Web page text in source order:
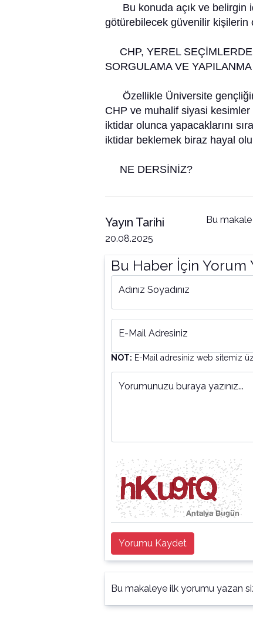
Bu konuda açık ve belirgin
götürebilecek güvenilir kişilerin
CHP, YEREL
SORGULAMA VE
Özellikle Üniversite
CHP ve muhalif siyasi
iktidar olunca yapacaklarını
iktidar beklemek biraz hayal
NE DERSİNİZ?
Yayın Tarihi
20.08.2025
Bu makale
Bu Haber İçin Yorum
Adınız Soyadınız
E-Mail Adresiniz
NOT: E-Mail adresiniz web sitemiz
Yorumunuzu buraya yazınız...
Yorumu Kaydet
Bu makaleye ilk yorumu yazan